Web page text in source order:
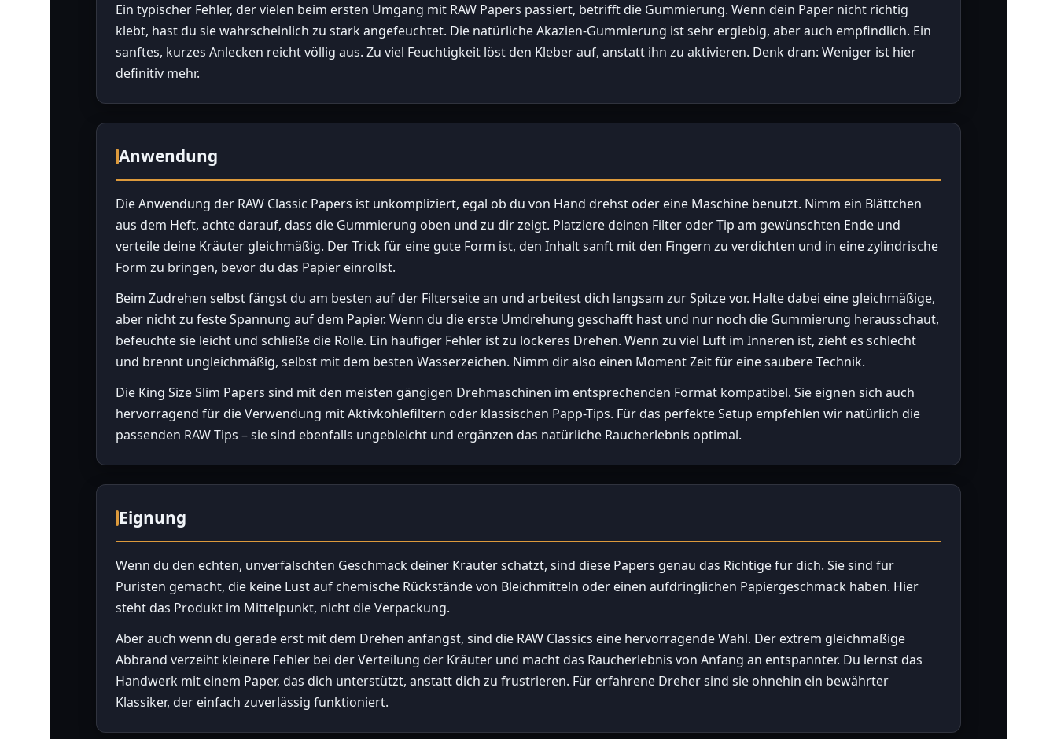
Ein typischer Fehler, der vielen beim ersten Umgang mit RAW Papers passiert, betrifft die Gummierung. Wenn dein Paper nicht richtig
klebt, hast du sie wahrscheinlich zu stark angefeuchtet. Die natürliche Akazien-Gummierung ist sehr ergiebig, aber auch empfindlich. Ein
sanftes, kurzes Anlecken reicht völlig aus. Zu viel Feuchtigkeit löst den Kleber auf, anstatt ihn zu aktivieren. Denk dran: Weniger ist hier
definitiv mehr.
Anwendung
Die Anwendung der RAW Classic Papers ist unkompliziert, egal ob du von Hand drehst oder eine Maschine benutzt. Nimm ein Blättchen
aus dem Heft, achte darauf, dass die Gummierung oben und zu dir zeigt. Platziere deinen Filter oder Tip am gewünschten Ende und
verteile deine Kräuter gleichmäßig. Der Trick für eine gute Form ist, den Inhalt sanft mit den Fingern zu verdichten und in eine zylindrische
Form zu bringen, bevor du das Papier einrollst.
Beim Zudrehen selbst fängst du am besten auf der Filterseite an und arbeitest dich langsam zur Spitze vor. Halte dabei eine gleichmäßige,
aber nicht zu feste Spannung auf dem Papier. Wenn du die erste Umdrehung geschafft hast und nur noch die Gummierung herausschaut,
befeuchte sie leicht und schließe die Rolle. Ein häufiger Fehler ist zu lockeres Drehen. Wenn zu viel Luft im Inneren ist, zieht es schlecht
und brennt ungleichmäßig, selbst mit dem besten Wasserzeichen. Nimm dir also einen Moment Zeit für eine saubere Technik.
Die King Size Slim Papers sind mit den meisten gängigen Drehmaschinen im entsprechenden Format kompatibel. Sie eignen sich auch
hervorragend für die Verwendung mit Aktivkohlefiltern oder klassischen Papp-Tips. Für das perfekte Setup empfehlen wir natürlich die
passenden RAW Tips – sie sind ebenfalls ungebleicht und ergänzen das natürliche Raucherlebnis optimal.
Eignung
Wenn du den echten, unverfälschten Geschmack deiner Kräuter schätzt, sind diese Papers genau das Richtige für dich. Sie sind für
Puristen gemacht, die keine Lust auf chemische Rückstände von Bleichmitteln oder einen aufdringlichen Papiergeschmack haben. Hier
steht das Produkt im Mittelpunkt, nicht die Verpackung.
Aber auch wenn du gerade erst mit dem Drehen anfängst, sind die RAW Classics eine hervorragende Wahl. Der extrem gleichmäßige
Abbrand verzeiht kleinere Fehler bei der Verteilung der Kräuter und macht das Raucherlebnis von Anfang an entspannter. Du lernst das
Handwerk mit einem Paper, das dich unterstützt, anstatt dich zu frustrieren. Für erfahrene Dreher sind sie ohnehin ein bewährter
Klassiker, der einfach zuverlässig funktioniert.